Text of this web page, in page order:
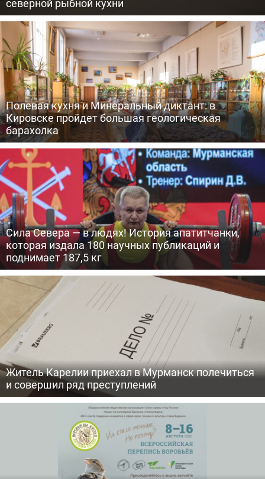
северной рыбной кухни
Полевая кухня и Минеральный диктант: в
Кировске пройдет большая геологическая
барахолка
Сила Севера — в людях! История апатитчанки,
которая издала 180 научных публикаций и
поднимает 187,5 кг
Житель Карелии приехал в Мурманск полечиться
и совершил ряд преступлений